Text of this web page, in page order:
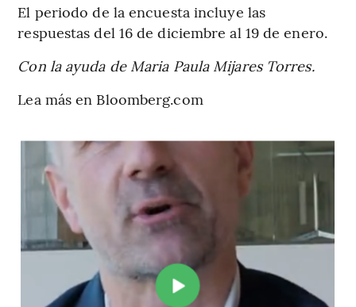
El periodo de la encuesta incluye las
respuestas del 16 de diciembre al 19 de enero.
Con la ayuda de Maria Paula Mijares Torres.
Lea más en Bloomberg.com